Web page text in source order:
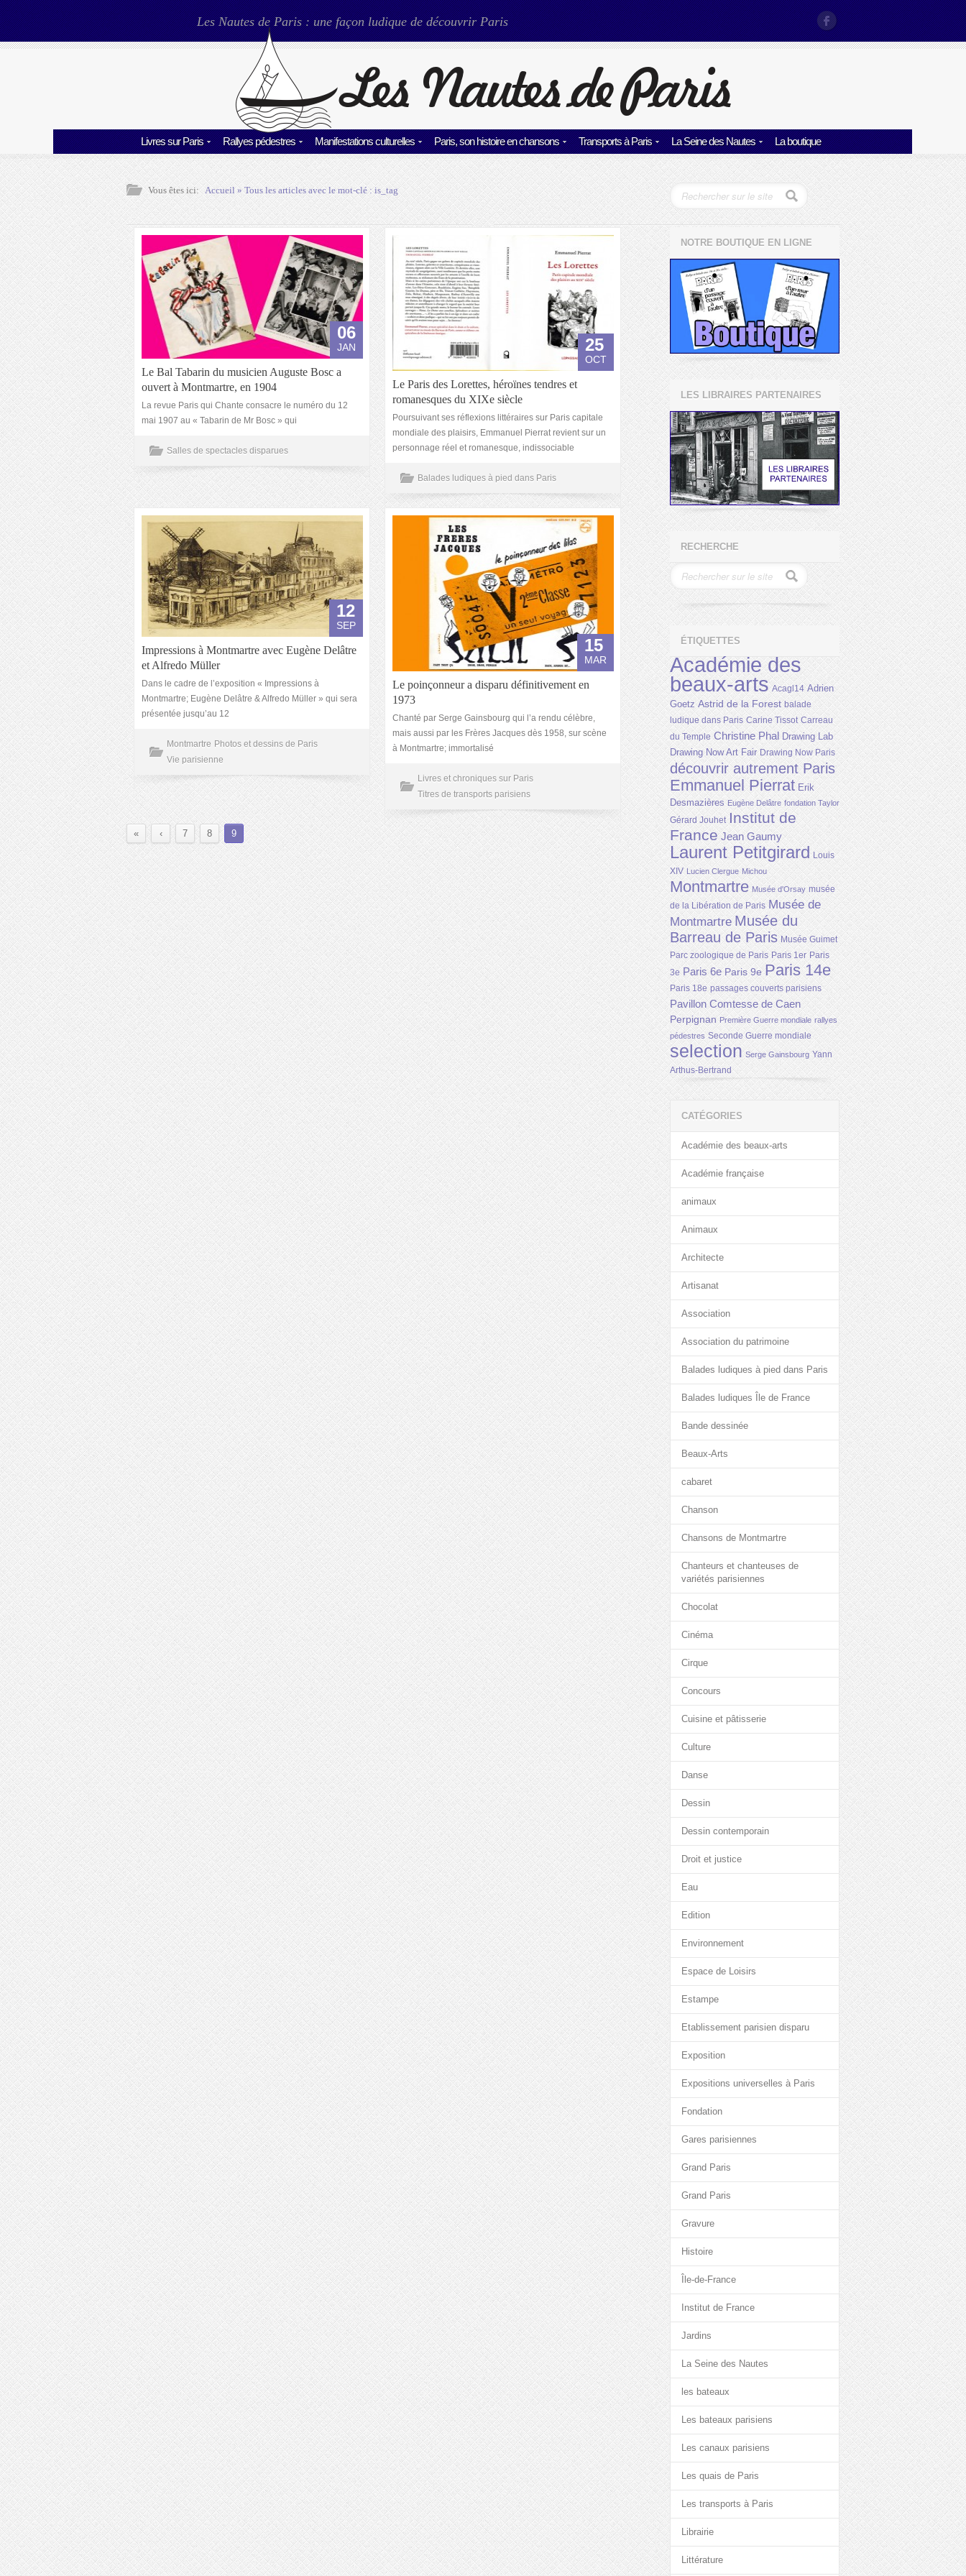
Les Nautes de Paris : une façon ludique de découvrir Paris
Livres sur Paris Rallyes pédestres Manifestations culturelles Paris, son histoire en chansons Transports à Paris La Seine des Nautes La boutique
Vous êtes ici: Accueil» Tous les articles avec le mot-clé :is_tag
06
JAN
Le Bal Tabarin du musicien Auguste Bosc a
ouvert à Montmartre, en 1904
La revue Paris qui Chante consacre le numéro du 12
mai 1907 au « Tabarin de Mr Bosc » qui
Salles de spectacles disparues
25
OCT
Le Paris des Lorettes, héroïnes tendres et
romanesques du XIXe siècle
Poursuivant ses réflexions littéraires sur Paris capitale
mondiale des plaisirs, Emmanuel Pierrat revient sur un
personnage réel et romanesque, indissociable
Balades ludiques à pied dans Paris
12
SEP
Impressions à Montmartre avec Eugène Delâtre
et Alfredo Müller
Dans le cadre de l’exposition « Impressions à
Montmartre; Eugène Delâtre & Alfredo Müller » qui sera
présentée jusqu’au 12
Montmartre Photos et dessins de Paris
Vie parisienne
15
MAR
Le poinçonneur a disparu définitivement en
1973
Chanté par Serge Gainsbourg qui l’a rendu célèbre,
mais aussi par les Frères Jacques dès 1958, sur scène
à Montmartre; immortalisé
Livres et chroniques sur Paris
Titres de transports parisiens
« ‹ 7 8 9
NOTRE BOUTIQUE EN LIGNE
LES LIBRAIRES PARTENAIRES
RECHERCHE
ÉTIQUETTES
Académie des
beaux-arts Acagl14 Adrien
Goetz Astrid de la Forest balade
ludique dans Paris Carine Tissot Carreau
du Temple Christine Phal Drawing Lab
Drawing Now Art Fair Drawing Now Paris
découvrir autrement Paris
Emmanuel Pierrat Erik
Desmazières Eugène Delâtre fondation Taylor
Gérard Jouhet Institut de
France Jean Gaumy
Laurent Petitgirard Louis
XIV Lucien Clergue Michou
Montmartre Musée d'Orsay musée
de la Libération de Paris Musée de
Montmartre Musée du
Barreau de Paris Musée Guimet
Parc zoologique de Paris Paris 1er Paris
3e Paris 6e Paris 9e Paris 14e
Paris 18e passages couverts parisiens
Pavillon Comtesse de Caen
Perpignan Première Guerre mondiale rallyes
pédestres Seconde Guerre mondiale
selection Serge Gainsbourg Yann
Arthus-Bertrand
CATÉGORIES
Académie des beaux-arts
Académie française
animaux
Animaux
Architecte
Artisanat
Association
Association du patrimoine
Balades ludiques à pied dans Paris
Balades ludiques Île de France
Bande dessinée
Beaux-Arts
cabaret
Chanson
Chansons de Montmartre
Chanteurs et chanteuses de
variétés parisiennes
Chocolat
Cinéma
Cirque
Concours
Cuisine et pâtisserie
Culture
Danse
Dessin
Dessin contemporain
Droit et justice
Eau
Edition
Environnement
Espace de Loisirs
Estampe
Etablissement parisien disparu
Exposition
Expositions universelles à Paris
Fondation
Gares parisiennes
Grand Paris
Grand Paris
Gravure
Histoire
Île-de-France
Institut de France
Jardins
La Seine des Nautes
les bateaux
Les bateaux parisiens
Les canaux parisiens
Les quais de Paris
Les transports à Paris
Librairie
Littérature